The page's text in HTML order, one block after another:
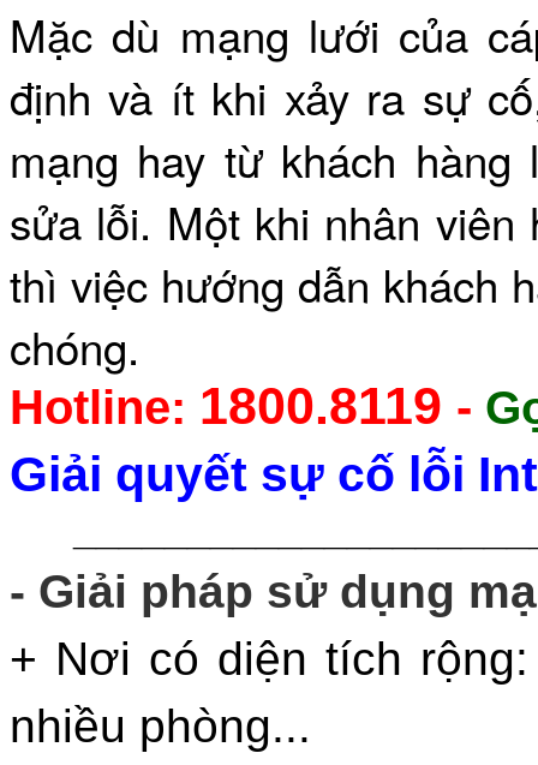
Mặc dù mạng lưới của
định và ít khi xảy ra sự
mạng hay từ khách
sửa lỗi. Một khi nhân viên
thì việc hướng dẫn khách
chóng.
Hotline: 1800.8119 -
Giải quyết sự cố lỗi
- Giải pháp sử dụng
+ Nơi có diện tích
nhiều phòng...